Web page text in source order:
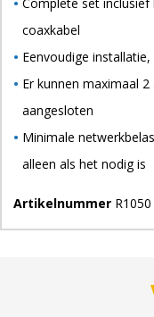
coaxkabel
Eenvoudige
Er kunnen maximaal
aangesloten
Minimale
alleen als het nodig is
Artikelnummer R1050